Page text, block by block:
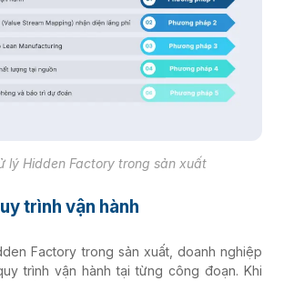
lý Hidden Factory trong sản xuất
trình vận hành
Factory trong sản xuất, doanh nghiệp
trình vận hành tại từng công đoạn. Khi